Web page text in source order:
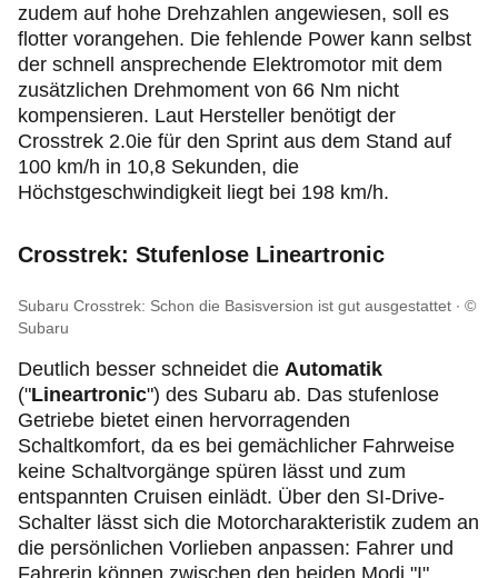
zudem auf hohe Drehzahlen angewiesen, soll es
flotter vorangehen. Die fehlende Power kann selbst
der schnell ansprechende Elektromotor mit dem
zusätzlichen Drehmoment von 66 Nm nicht
kompensieren. Laut Hersteller benötigt der
Crosstrek 2.0ie für den Sprint aus dem Stand auf
100 km/h in 10,8 Sekunden, die
Höchstgeschwindigkeit liegt bei 198 km/h.
Crosstrek: Stufenlose Lineartronic
Subaru Crosstrek: Schon die Basisversion ist gut ausgestattet
©
Subaru
Deutlich besser schneidet die Automatik
("Lineartronic") des Subaru ab. Das stufenlose
Getriebe bietet einen hervorragenden
Schaltkomfort, da es bei gemächlicher Fahrweise
keine Schaltvorgänge spüren lässt und zum
entspannten Cruisen einlädt. Über den SI-Drive-
Schalter lässt sich die Motorcharakteristik zudem an
die persönlichen Vorlieben anpassen: Fahrer und
Fahrerin können zwischen den beiden Modi "I"